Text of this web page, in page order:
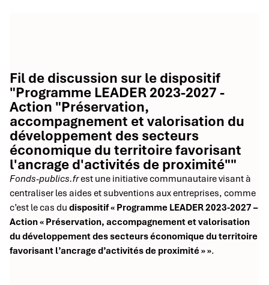
Fil de discussion sur le dispositif
"Programme LEADER 2023-2027 -
Action "Préservation,
accompagnement et valorisation du
développement des secteurs
économique du territoire favorisant
l'ancrage d'activités de proximité""
Fonds-publics.frest une initiative communautaire visant à
centraliser les aides et subventions aux entreprises, comme
c’est le cas du dispositif « Programme LEADER 2023-2027 –
Action « Préservation, accompagnement et valorisation
du développement des secteurs économique du territoire
favorisant l’ancrage d’activités de proximité » ».